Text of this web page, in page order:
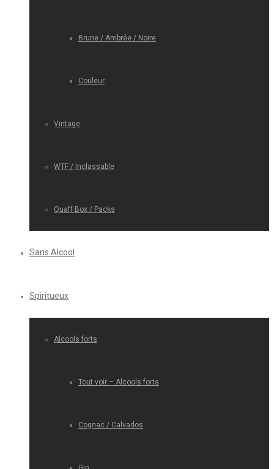
Brune / Ambrée / Noire
Couleur
Vintage
WTF / Inclassable
Quaff Box / Packs
Sans Alcool
Spiritueux
Alcools forts
Tout voir – Alcools forts
Cognac / Calvados